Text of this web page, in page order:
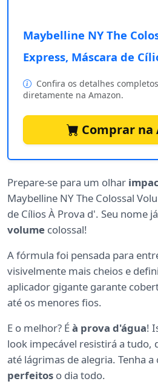
Maybelline NY The
Express, Máscara de
Confira os detalhes
diretamente na Amazon.
Comprar na
Prepare-se para um olhar
Maybelline NY The Colossal
de Cílios À Prova d'. Seu nome
volume colossal!
A fórmula foi pensada para
visivelmente mais cheios e
aplicador gigante garante
até os menores fios.
E o melhor? Éà prova d'água!
look impecável resistirá a tudo,
até lágrimas de alegria. Tenha
perfeitos o dia todo.